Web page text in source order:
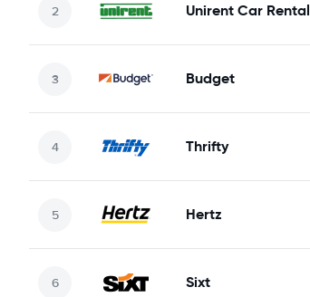
Unirent Car Rental
Budget
Thrifty
Hertz
Sixt